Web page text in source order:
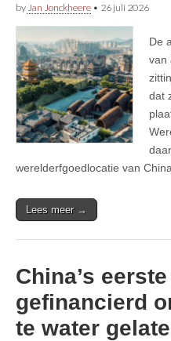
by Jan Jonckheere • 26 juli 2026
De
van
dat
werelderfgoedlocatie van
Lees meer →
China’s
gefinancierd
te water